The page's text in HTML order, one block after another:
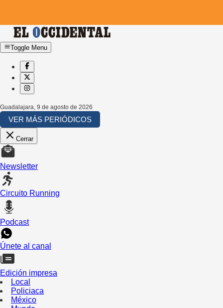
Toggle Menu
Guadalajara, 9 de agosto de 2026
VER MÁS PERIÓDICOS
Cerrar
Newsletter
Circuito Running
Podcast
Únete al canal
Edición impresa
Local
Policiaca
México